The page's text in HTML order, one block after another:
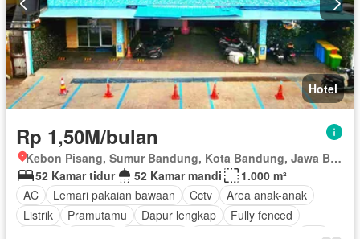
Hotel
Rp 1,50M/bulan
Kebon Pisang, Sumur Bandung, Kota Bandung, Jawa Barat
52 Kamar tidur
52 Kamar mandi
1.000 m²
AC
Lemari pakaian bawaan Cctv
Area anak-anak
Listrik
Pramutamu Dapur lengkap
Fully fenced
Wifi